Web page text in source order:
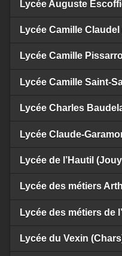
Lycée Auguste
Lycée Camille Claudel
Lycée Camille
Lycée Camille Saint-
Lycée Charles
Lycée Claude-
Lycée de l’Hautil
Lycée du Vexin